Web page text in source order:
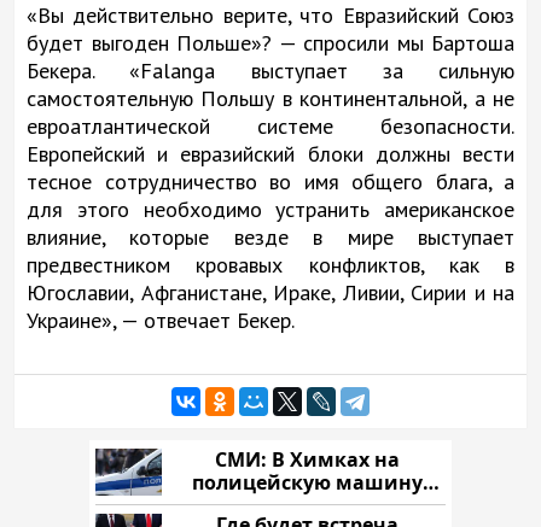
«Вы действительно верите, что Евразийский Союз
будет выгоден Польше»? — спросили мы Бартоша
Бекера. «Falanga выступает за сильную
самостоятельную Польшу в континентальной, а не
евроатлантической системе безопасности.
Европейский и евразийский блоки должны вести
тесное сотрудничество во имя общего блага, а
для этого необходимо устранить американское
влияние, которые везде в мире выступает
предвестником кровавых конфликтов, как в
Югославии, Афганистане, Ираке, Ливии, Сирии и на
Украине», — отвечает Бекер.
СМИ: В Химках на
полицейскую машину
напали и подожгли.